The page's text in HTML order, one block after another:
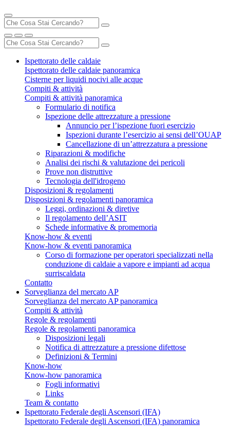
Ispettorato delle caldaie
Ispettorato delle caldaie panoramica
Cisterne per liquidi nocivi alle acque
Compiti & attività
Compiti & attività panoramica
Formulario di notifica
Ispezione delle attrezzature a pressione
Annuncio per l’ispezione fuori esercizio
Ispezioni durante l’esercizio ai sensi dell’OUAP
Cancellazione di un’attrezzatura a pressione
Riparazioni & modifiche
Analisi dei rischi & valutazione dei pericoli
Prove non distruttive
Tecnologia dell'idrogeno
Disposizioni & regolamenti
Disposizioni & regolamenti panoramica
Leggi, ordinazioni & diretive
Il regolamento dell’ASIT
Schede informative & promemoria
Know-how & eventi
Know-how & eventi panoramica
Corso di formazione per operatori specializzati nella
conduzione di caldaie a vapore e impianti ad acqua
surriscaldata
Contatto
Sorveglianza del mercato AP
Sorveglianza del mercato AP panoramica
Compiti & attività
Regole & regolamenti
Regole & regolamenti panoramica
Disposizioni legali
Notifica di attrezzature a pressione difettose
Definizioni & Termini
Know-how
Know-how panoramica
Fogli informativi
Links
Team & contatto
Ispettorato Federale degli Ascensori (IFA)
Ispettorato Federale degli Ascensori (IFA) panoramica